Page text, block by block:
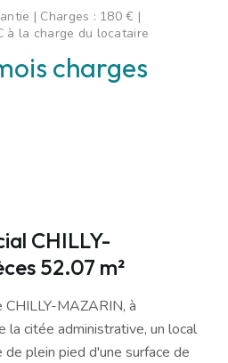
| Charges : 180 € |
à la charge du locataire
charges
CHILLY-
52.07 m²
MAZARIN, à
la citée administrative, un local
de plein pied d'une surface de